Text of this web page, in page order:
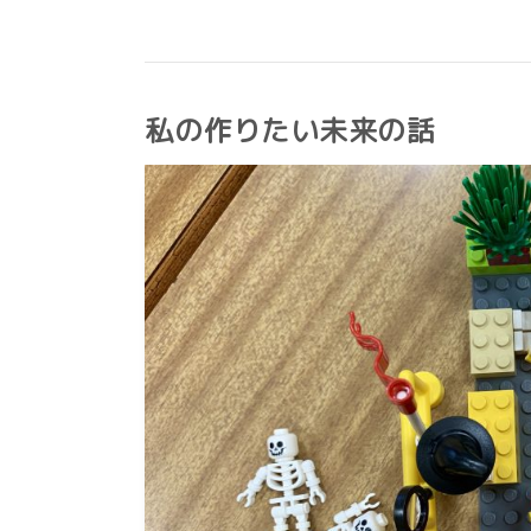
私の作りたい未来の話